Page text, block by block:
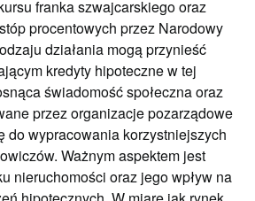
franka szwajcarskiego oraz
procentowych przez Narodowy
działania mogą przynieść
kredyty hipoteczne w tej
świadomość społeczna oraz
przez organizacje pozarządowe
do wypracowania korzystniejszych
Ważnym aspektem jest
nieruchomości oraz jego wpływ na